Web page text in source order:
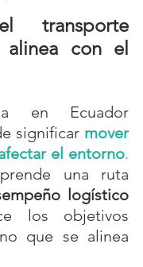
transporte
alinea con el
en Ecuador
significar mover
el entorno
una ruta
logístico
los objetivos
que se alinea